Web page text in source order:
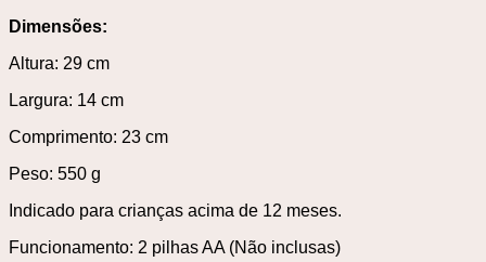
Dimensões:
Altura: 29 cm
Largura: 14 cm
Comprimento: 23 cm
Peso: 550 g
Indicado para crianças acima de 12 meses.
Funcionamento: 2 pilhas AA (Não inclusas)